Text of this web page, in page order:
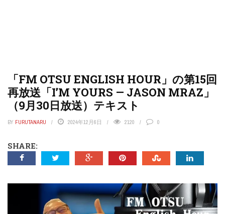
「FM OTSU ENGLISH HOUR」の第15回
再放送「I’M YOURS — JASON MRAZ」
（9月30日放送）テキスト
BY FURUTANARU 2024年12月6日 2120 0
SHARE: